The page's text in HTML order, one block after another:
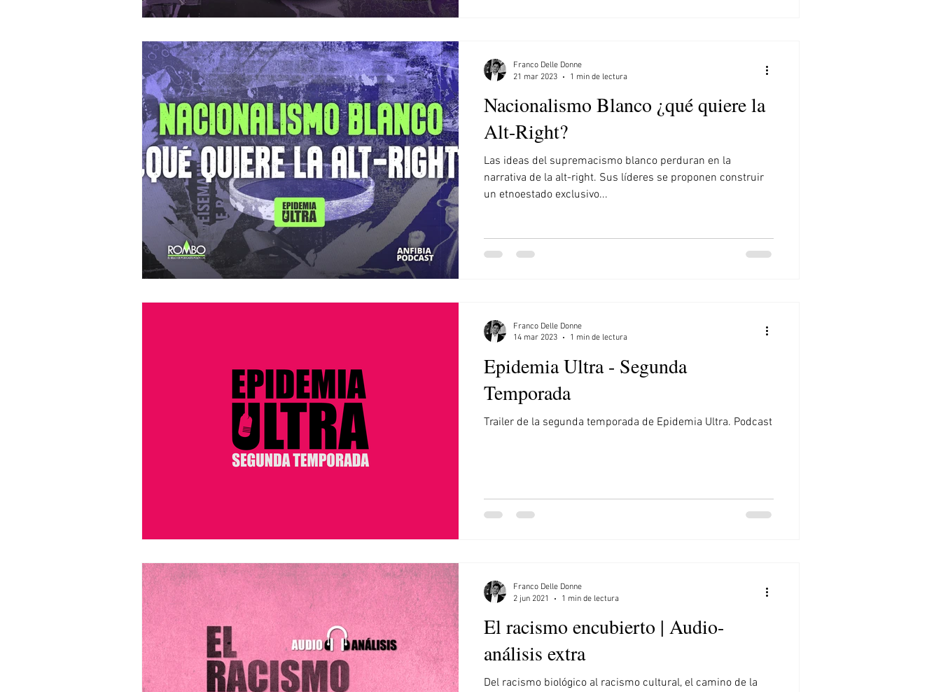
Nacionalismo Blanco ¿qué quiere la
Alt-Right?
Las ideas del supremacismo blanco perduran en la
narrativa de la alt-right. Sus líderes se proponen construir
un etnoestado exclusivo...
Franco Delle Donne
21 mar 2023
1 min de lectura
Epidemia Ultra - Segunda
Temporada
Trailer de la segunda temporada de Epidemia Ultra. Podcast
Franco Delle Donne
14 mar 2023
1 min de lectura
El racismo encubierto | Audio-
análisis extra
Del racismo biológico al racismo cultural, el camino de la
Franco Delle Donne
2 jun 2021
1 min de lectura